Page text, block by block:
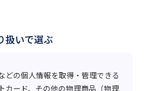
扱いで選ぶ
どの個人情報を取得・管理できる
カード、その他の物理商品（物理